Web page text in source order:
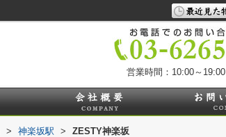
営業時間：10:00～19:00
> 神楽坂駅 > ZESTY神楽坂